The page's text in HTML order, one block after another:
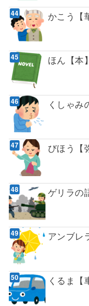
かこう【
ほん【本
くしゃみ
びほう【
ゲリラの
アンブレ
くるま【